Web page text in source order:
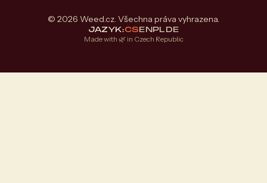
© 2026 Weed.cz. Všechna práva vyhrazena.
JAZYK:CSENPLDE
Made with 🌿 in Czech Republic